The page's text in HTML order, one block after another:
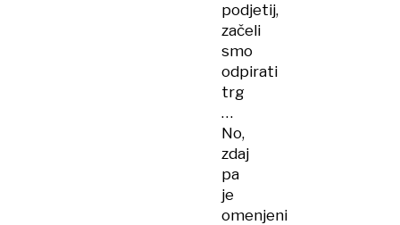
podjetij,
začeli
smo
odpirati
trg
…
No,
zdaj
pa
je
omenjeni